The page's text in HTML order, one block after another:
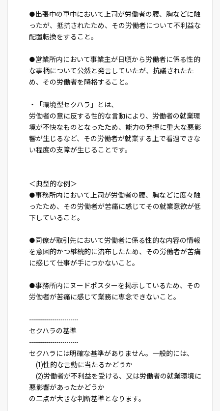
●出張中の車中において上司が労働者の腰、胸などに触
ったが、抵抗されたため、その労働者について不利益な
配置転換をすること。
●営業所内において事業主が日頃から労働者に係る性的
な事柄について公然と発言していたが、抗議されたた
め、その労働者を降格すること。
・「環境型セクハラ」とは、
労働者の意に反する性的な言動により、労働者の就業環
境が不快なものとなったため、能力の発揮に重大な悪影
響が生じるなど、その労働者が就業する上で看過できな
い程度の支障が生じることです。
＜典型的な例＞
●事務所内において上司が労働者の腰、胸などに度々触
ったため、その労働者が苦痛に感じてその就業意欲が低
下していること。
●同僚が取引先において労働者に係る性的な内容の情報
を意図的かつ継続的に流布したため、その労働者が苦痛
に感じて仕事が手につかないこと。
●事務所内にヌードポスターを掲示しているため、その
労働者が苦痛に感じて業務に専念できないこと。
-------------------------
セクハラの基準
-------------------------
セクハラには明確な基準がありません。一般的には、
(1)性的な言動に当たるかどうか
(2)労働者が不利益を受ける、又は労働者の就業環境に
悪影響があったかどうか
の二点が大きな判断基準となります。